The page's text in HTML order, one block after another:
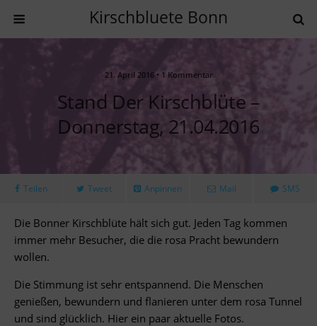
Kirschbluete Bonn
21. April 2016 • 1 Kommentar
Stand Der Kirschblüte –
Donnerstag, 21.04.2016
Teilen Tweet Anpinnen Mail SMS
Die Bonner Kirschblüte hält sich gut. Jeden Tag kommen
immer mehr Besucher, die die rosa Pracht bewundern
wollen.
Die Stimmung ist sehr entspannend. Die Menschen
genießen, bewundern und flanieren unter dem rosa Tunnel
und sind glücklich. Hier ein paar aktuelle Fotos.